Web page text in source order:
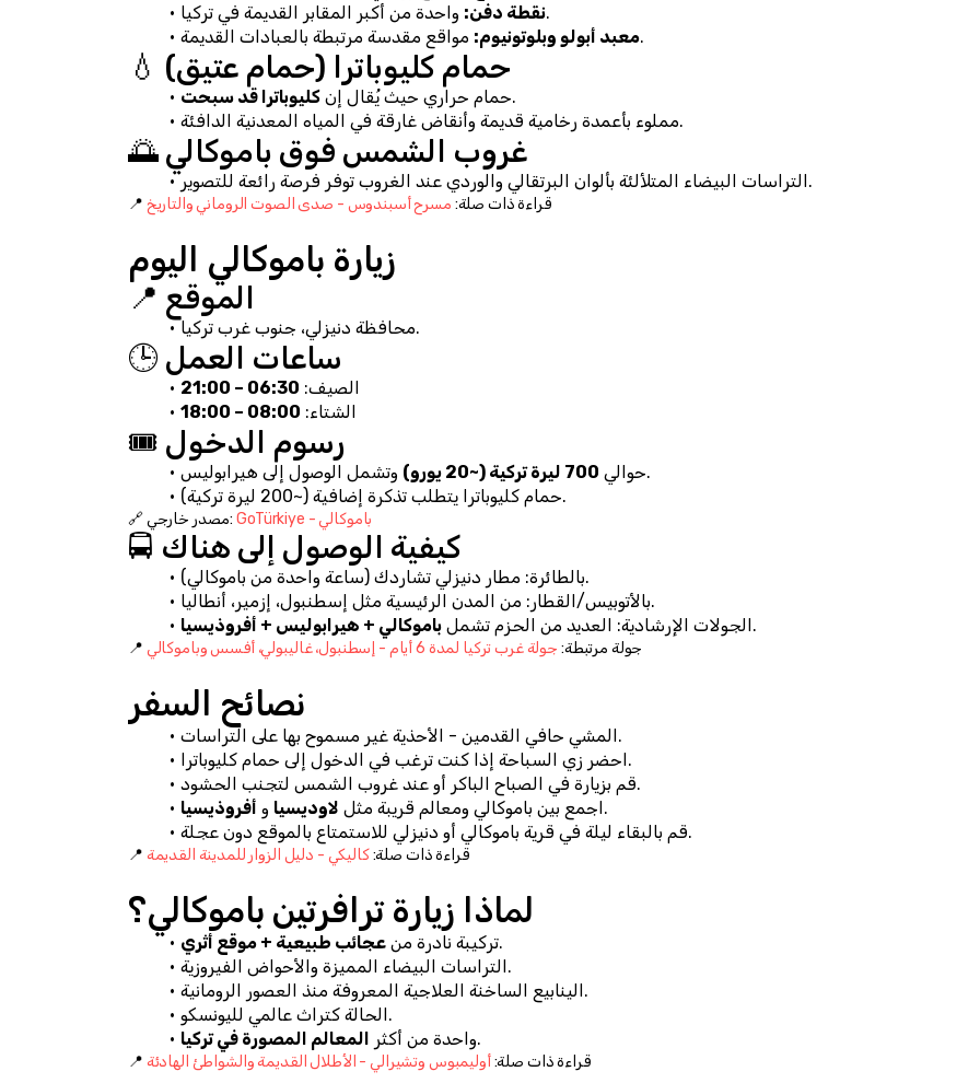
نقطة دفن: واحدة من أكبر المقابر القديمة في تركيا.
معبد أبولو وبلوتونيوم: مواقع مقدسة مرتبطة بالعبادات القديمة.
💧 حمام كليوباترا (حمام عتيق)
حمام حراري حيث يُقال إن كليوباترا قد سبحت
.
مملوء بأعمدة رخامية قديمة وأنقاض غارقة في المياه المعدنية الدافئة.
🌅 غروب الشمس فوق باموكالي
التراسات البيضاء المتلألئة بألوان البرتقالي والوردي عند الغروب توفر فرصة رائعة للتصوير.
📍 قراءة ذات صلة: مسرح أسبندوس - صدى الصوت الروماني والتاريخ
زيارة باموكالي اليوم
📍 الموقع
محافظة دنيزلي، جنوب غرب تركيا.
🕒 ساعات العمل
الصيف: 06:30 – 21:00
الشتاء: 08:00 – 18:00
🎟️ رسوم الدخول
حوالي 700 ليرة تركية (~20 يورو)
وتشمل الوصول إلى هيرابوليس.
حمام كليوباترا يتطلب تذكرة إضافية (~200 ليرة تركية).
🔗 مصدر خارجي: GoTürkiye - باموكالي
🚍 كيفية الوصول إلى هناك
بالطائرة: مطار دنيزلي تشاردك (ساعة واحدة من باموكالي).
بالأتوبيس/القطار: من المدن الرئيسية مثل إسطنبول، إزمير، أنطاليا.
الجولات الإرشادية: العديد من الحزم تشمل باموكالي + هيرابوليس + أفروذيسيا .
📍 جولة مرتبطة: جولة غرب تركيا لمدة 6 أيام - إسطنبول، غاليبولي، أفسس وباموكالي
نصائح السفر
المشي حافي القدمين - الأحذية غير مسموح بها على التراسات.
احضر زي السباحة إذا كنت ترغب في الدخول إلى حمام كليوباترا.
قم بزيارة في الصباح الباكر أو عند غروب الشمس لتجنب الحشود.
اجمع بين باموكالي ومعالم قريبة مثل لاوديسيا و أفروذيسيا
.
قم بالبقاء ليلة في قرية باموكالي أو دنيزلي للاستمتاع بالموقع دون عجلة.
📍 قراءة ذات صلة: كاليكي - دليل الزوار للمدينة القديمة
لماذا زيارة ترافرتين باموكالي؟
تركيبة نادرة من عجائب طبيعية + موقع أثري
.
التراسات البيضاء المميزة والأحواض الفيروزية.
الينابيع الساخنة العلاجية المعروفة منذ العصور الرومانية.
الحالة كتراث عالمي لليونسكو.
واحدة من أكثر المعالم المصورة في تركيا .
📍 قراءة ذات صلة: أوليمبوس وتشيرالي - الأطلال القديمة والشواطئ الهادئة